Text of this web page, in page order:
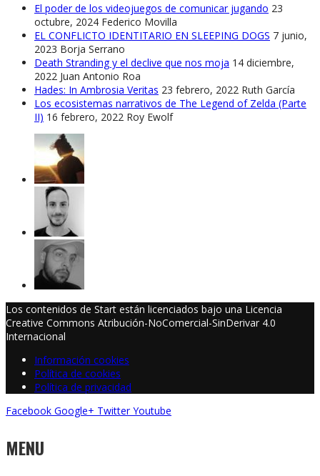
El poder de los videojuegos de comunicar jugando 23
octubre, 2024 Federico Movilla
EL CONFLICTO IDENTITARIO EN SLEEPING DOGS 7 junio,
2023 Borja Serrano
Death Stranding y el declive que nos moja 14 diciembre,
2022 Juan Antonio Roa
Hades: In Ambrosia Veritas 23 febrero, 2022 Ruth García
Los ecosistemas narrativos de The Legend of Zelda (Parte
II) 16 febrero, 2022 Roy Ewolf
Los contenidos de Start están licenciados bajo una Licencia
Creative Commons Atribución-NoComercial-SinDerivar 4.0
Internacional
Información cookies
Política de cookies
Política de privacidad
Facebook Google+ Twitter Youtube
MENU